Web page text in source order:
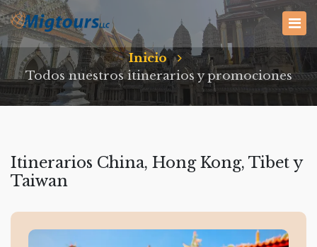
Inicio
Todos nuestros itinerarios y promociones
Itinerarios China, Hong Kong, Tibet y
Taiwan